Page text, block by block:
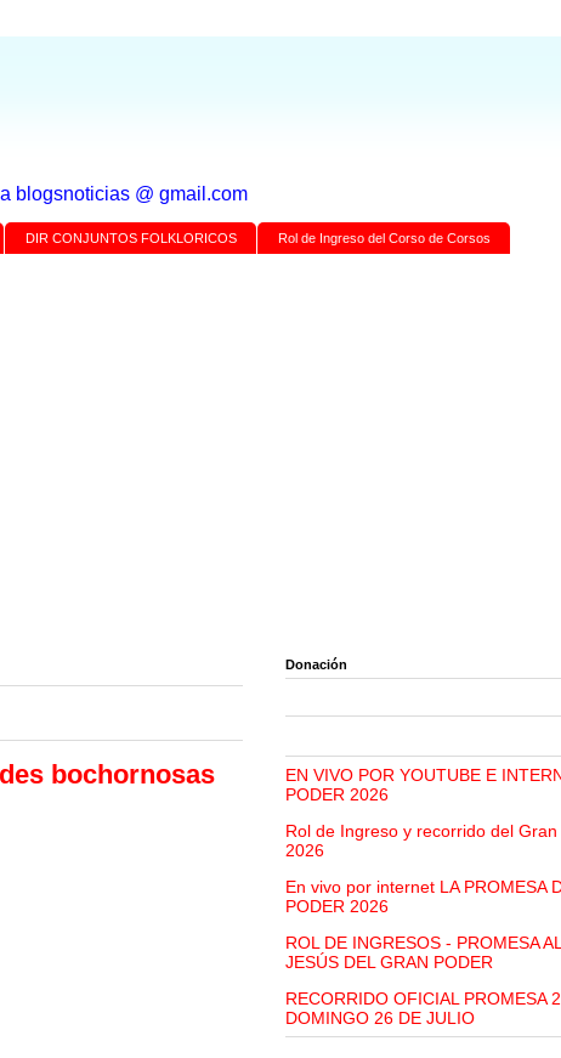
blogsnoticias @ gmail.com
DIR CONJUNTOS FOLKLORICOS Rol de Ingreso del Corso de Corsos
bochornosas
Donación
EN VIVO POR YOUTUBE E
PODER 2026
Rol de Ingreso y recorrido del
2026
En vivo por internet LA PROMESA
PODER 2026
ROL DE INGRESOS - PROMESA
JESÚS DEL GRAN PODER
RECORRIDO OFICIAL PROMESA
DOMINGO 26 DE JULIO